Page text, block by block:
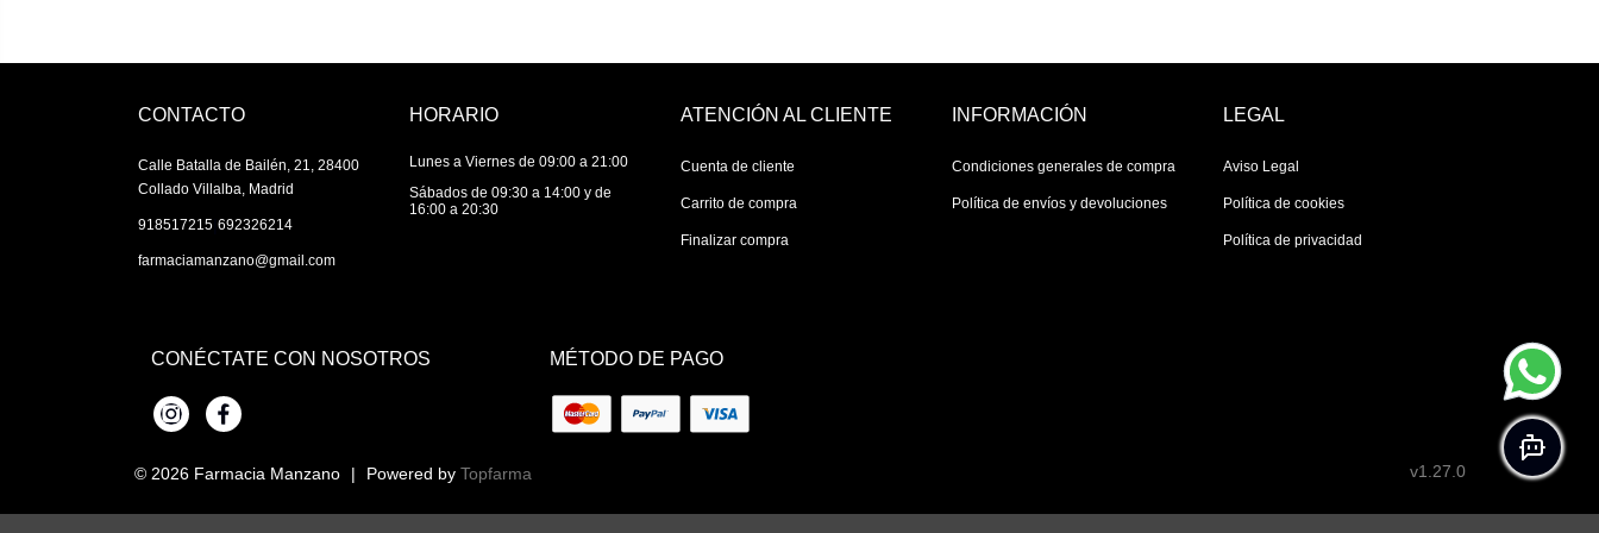
CONTACTO
Calle Batalla de Bailén, 21, 28400
Collado Villalba, Madrid
918517215 692326214
farmaciamanzano@gmail.com
HORARIO
Lunes a Viernes de 09:00 a 21:00
Sábados de 09:30 a 14:00 y de
16:00 a 20:30
ATENCIÓN AL CLIENTE
Cuenta de cliente
Carrito de compra
Finalizar compra
INFORMACIÓN
Condiciones generales de compra
Política de envíos y devoluciones
LEGAL
Aviso Legal
Política de cookies
Política de privacidad
CONÉCTATE CON NOSOTROS
InstagramFacebook
MÉTODO DE PAGO
© 2026 Farmacia Manzano | Powered by Topfarma v1.27.0